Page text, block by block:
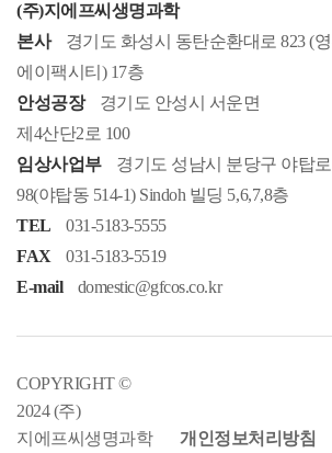
(주)지에프씨생명과학
본사
경기도 화성시 동탄순환대로 823 (
에이팩시티) 17층
안성공장
경기도 안성시 서운면
제4산단2로 100
임상사업부
경기도 성남시 분당구 야탑로
98(야탑동 514-1) Sindoh 빌딩 5,6,7,8층
TEL
031-5183-5555
FAX
031-5183-5519
E-mail
domestic@gfcos.co.kr
COPYRIGHT ©
2024 (주)
지에프씨생명과학
개인정보처리방침